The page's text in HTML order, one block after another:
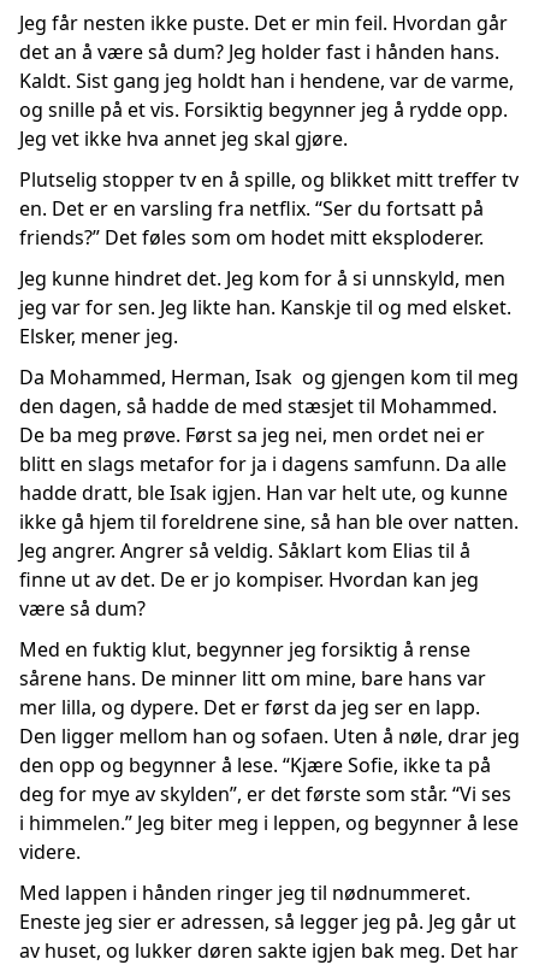
Jeg får nesten ikke puste. Det er min feil. Hvordan går
det an å være så dum? Jeg holder fast i hånden hans.
Kaldt. Sist gang jeg holdt han i hendene, var de varme,
og snille på et vis. Forsiktig begynner jeg å rydde opp.
Jeg vet ikke hva annet jeg skal gjøre.
Plutselig stopper tv en å spille, og blikket mitt treffer tv
en. Det er en varsling fra netflix. “Ser du fortsatt på
friends?” Det føles som om hodet mitt eksploderer.
Jeg kunne hindret det. Jeg kom for å si unnskyld, men
jeg var for sen. Jeg likte han. Kanskje til og med elsket.
Elsker, mener jeg.
Da Mohammed, Herman, Isak og gjengen kom til meg
den dagen, så hadde de med stæsjet til Mohammed.
De ba meg prøve. Først sa jeg nei, men ordet nei er
blitt en slags metafor for ja i dagens samfunn. Da alle
hadde dratt, ble Isak igjen. Han var helt ute, og kunne
ikke gå hjem til foreldrene sine, så han ble over natten.
Jeg angrer. Angrer så veldig. Såklart kom Elias til å
finne ut av det. De er jo kompiser. Hvordan kan jeg
være så dum?
Med en fuktig klut, begynner jeg forsiktig å rense
sårene hans. De minner litt om mine, bare hans var
mer lilla, og dypere. Det er først da jeg ser en lapp.
Den ligger mellom han og sofaen. Uten å nøle, drar jeg
den opp og begynner å lese. “Kjære Sofie, ikke ta på
deg for mye av skylden”, er det første som står. “Vi ses
i himmelen.” Jeg biter meg i leppen, og begynner å lese
videre.
Med lappen i hånden ringer jeg til nødnummeret.
Eneste jeg sier er adressen, så legger jeg på. Jeg går ut
av huset, og lukker døren sakte igjen bak meg. Det har